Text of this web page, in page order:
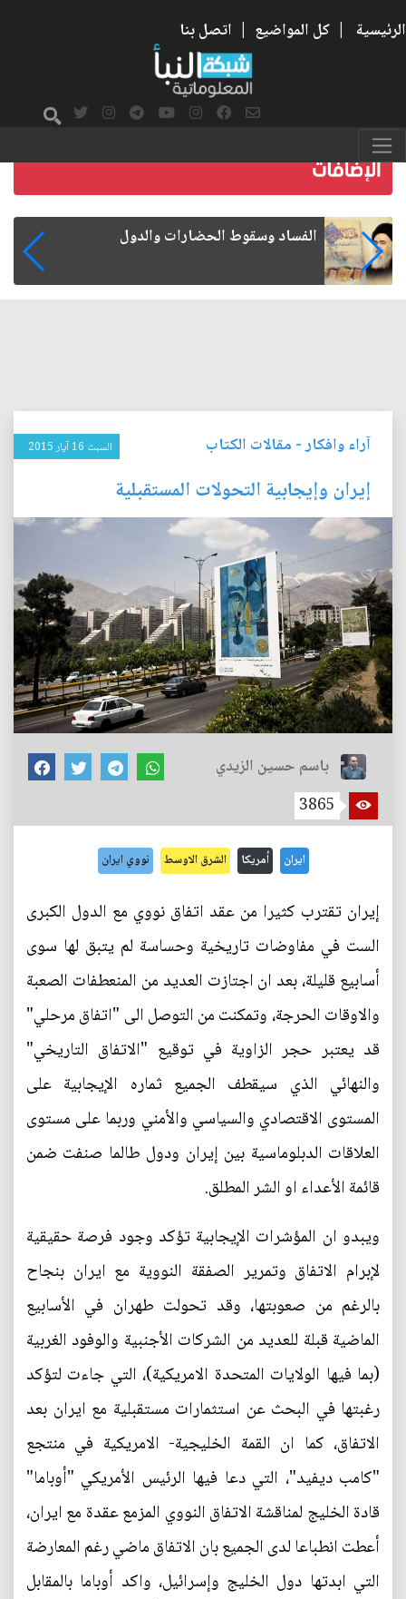
الرئيسية | كل المواضيع | اتصل بنا
رواتب الموظفين على صفيح ساخن
آراء وافكار- مقالات الكتاب السبت 16 آيار 2015
إيران وإيجابية التحولات المستقبلية
باسم حسين الزيدي
3865
ايران أمريكا الشرق الاوسط نووي ايران
إيران تقترب كثيرا من عقد اتفاق نووي مع الدول الكبرى
الست في مفاوضات تاريخية وحساسة لم يتبق لها سوى
أسابيع قليلة، بعد ان اجتازت العديد من المنعطفات الصعبة
والاوقات الحرجة، وتمكنت من التوصل الى "اتفاق مرحلي"
قد يعتبر حجر الزاوية في توقيع "الاتفاق التاريخي"
والنهائي الذي سيقطف الجميع ثماره الإيجابية على
المستوى الاقتصادي والسياسي والأمني وربما على مستوى
العلاقات الدبلوماسية بين إيران ودول طالما صنفت ضمن
قائمة الأعداء او الشر المطلق.
ويبدو ان المؤشرات الإيجابية تؤكد وجود فرصة حقيقية
لإبرام الاتفاق وتمرير الصفقة النووية مع ايران بنجاح
بالرغم من صعوبتها، وقد تحولت طهران في الأسابيع
الماضية قبلة للعديد من الشركات الأجنبية والوفود الغربية
(بما فيها الولايات المتحدة الامريكية)، التي جاءت لتؤكد
رغبتها في البحث عن استثمارات مستقبلية مع ايران بعد
الاتفاق، كما ان القمة الخليجية- الامريكية في منتجع
"كامب ديفيد"، التي دعا فيها الرئيس الأمريكي "أوباما"
قادة الخليج لمناقشة الاتفاق النووي المزمع عقدة مع ايران،
أعطت انطباعا لدى الجميع بان الاتفاق ماضي رغم المعارضة
التي ابدتها دول الخليج وإسرائيل، واكد أوباما بالمقابل